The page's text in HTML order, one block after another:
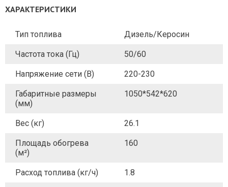
ХАРАКТЕРИСТИКИ
Тип топлива Дизель/Керосин
Частота тока (Гц) 50/60
Напряжение сети (В) 220-230
Габаритные размеры
(мм)
1050*542*620
Вес (кг) 26.1
Площадь обогрева
(м²)
160
Расход топлива (кг/ч) 1.8